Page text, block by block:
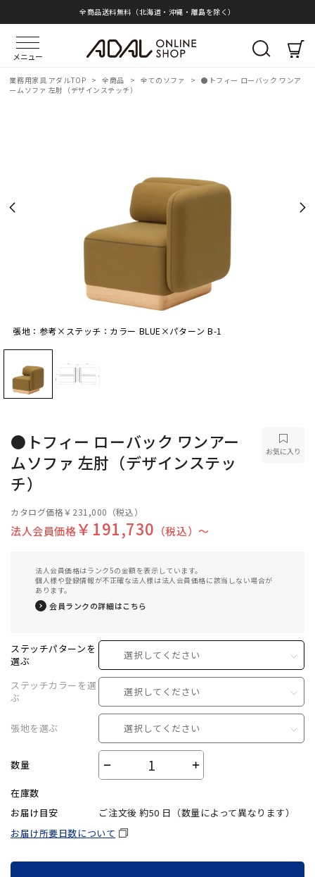
全商品送料無料（北海道・沖縄・離島を除く）
メニュー
業務用家具 アダルTOP > 全商品 > 全てのソファ >
●トフィー ローバック ワンア
ームソファ 左肘（デザインステッチ）
張地：参考×ステッチ：カラー BLUE×パターン
張地：参考×ステッチ：カラー BLUE×パターン B-1
●トフィー ローバック ワンアー
ムソファ 左肘（デザインステッ
チ）
お気に入り
カタログ価格￥231,000 （税込）
法人会員価格￥191,730 （税込）〜
法人会員価格はランク5の金額を表示しています。
個人様や登録情報が不正確な法人様は法人会員価格に該当しない場合が
あります。
会員ランクの詳細はこちら
ステッチパターンを
選ぶ
選択してください
ステッチカラーを選
ぶ
選択してください
張地を選ぶ 選択してください
数量 － ＋
在庫数
お届け目安
ご注文後 約50 日（数量によって異なります）
お届け所要日数について